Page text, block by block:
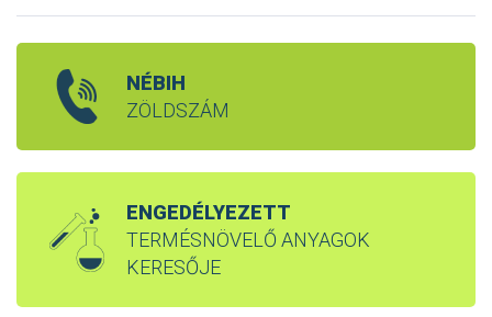
NÉBIH
ZÖLDSZÁM
ENGEDÉLYEZETT
TERMÉSNÖVELŐ ANYAGOK
KERESŐJE